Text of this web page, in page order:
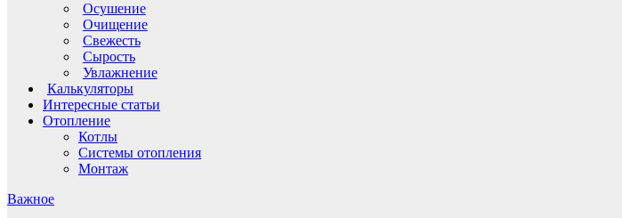
Осушение
Очищение
Свежесть
Сырость
Увлажнение
Калькуляторы
Интересные статьи
Отопление
Котлы
Системы отопления
Монтаж
Важное